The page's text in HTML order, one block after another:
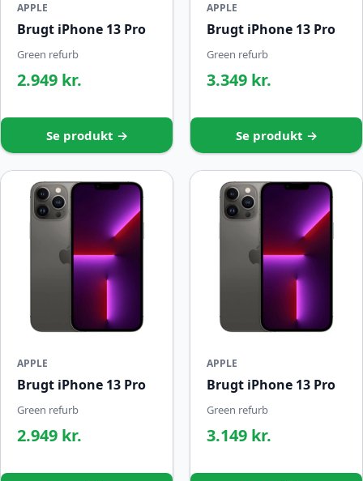
APPLE
Brugt iPhone 13 Pro
Green refurb
2.949 kr.
Se produkt →
APPLE
Brugt iPhone 13 Pro
Green refurb
3.349 kr.
Se produkt →
APPLE
Brugt iPhone 13 Pro
Green refurb
2.949 kr.
APPLE
Brugt iPhone 13 Pro
Green refurb
3.149 kr.